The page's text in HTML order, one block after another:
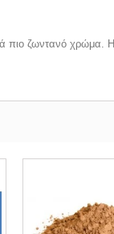
πιο ζωντανό χρώμα. Η